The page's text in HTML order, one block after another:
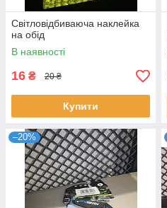
Світловідбиваюча наклейка
на обід
В наявності
16 ₴ 20 ₴
Купити
–20%